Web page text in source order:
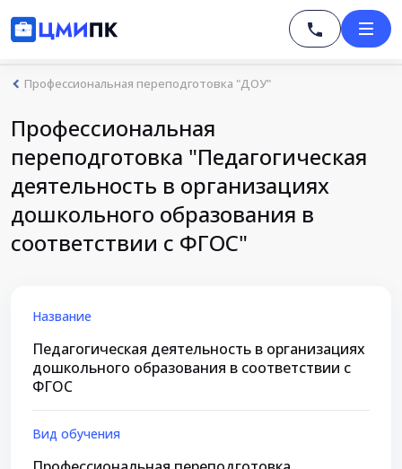
Профессиональная переподготовка "ДОУ"
Профессиональная
переподготовка "Педагогическая
деятельность в организациях
дошкольного образования в
соответствии с ФГОС"
Название
Педагогическая деятельность в организациях
дошкольного образования в соответствии с
ФГОС
Вид обучения